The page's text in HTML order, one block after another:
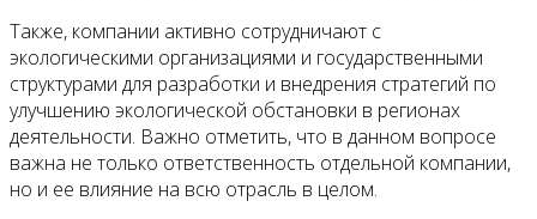
Также, компании активно сотрудничают с
экологическими организациями и государственными
структурами для разработки и внедрения стратегий по
улучшению экологической обстановки в регионах
деятельности. Важно отметить, что в данном вопросе
важна не только ответственность отдельной компании,
но и ее влияние на всю отрасль в целом.